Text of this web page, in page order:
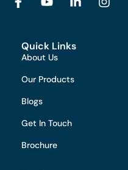
Quick Links
About Us
Our Products
Blogs
Get In Touch
Brochure